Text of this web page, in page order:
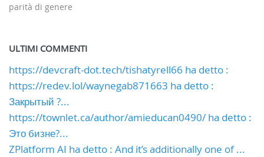
parità di genere
ULTIMI COMMENTI
https://devcraft-dot.tech/tishatyrell66 ha detto :
https://redev.lol/waynegab871663 ha detto :
Закрытый ?...
https://townlet.ca/author/amieducan0490/ ha detto :
Это бизне?...
ZPlatform AI ha detto : And it’s additionally one of ...